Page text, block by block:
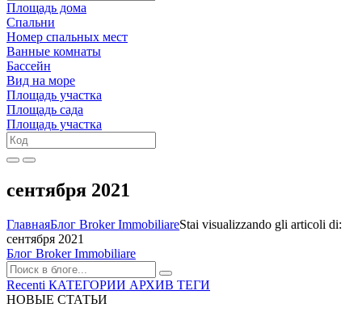
Площадь дома
Спальни
Номер спальных мест
Ванные комнаты
Бассейн
Вид на море
Площадь участка
Площадь сада
Площадь участка
сентября 2021
ГлавнаяБлог Broker ImmobiliareStai visualizzando gli articoli di:
сентября 2021
Блог Broker Immobiliare
Recenti КАТЕГОРИИ АРХИВ ТЕГИ
НОВЫЕ СТАТЬИ